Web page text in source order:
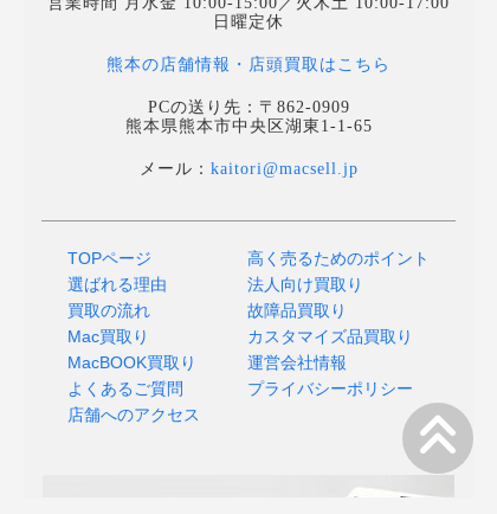
日曜定休
熊本の店舗情報・店頭買取はこちら
PCの送り先：〒862-0909
熊本県熊本市中央区湖東1-1-65
メール： kaitori@macsell.jp
TOPページ
選ばれる理由
買取の流れ
Mac買取り
MacBOOK買取り
よくあるご質問
店舗へのアクセス
高く売るためのポイント
法人向け買取り
故障品買取り
カスタマイズ品買取り
運営会社情報
プライバシーポリシー